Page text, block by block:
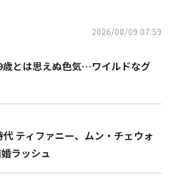
2026/08/09 07:59
とは思えぬ色気…ワイルドなグ
ティファニー、ムン・チェウォ
ラッシュ